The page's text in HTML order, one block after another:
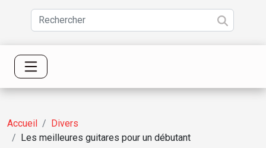
Accueil
Divers
Les meilleures guitares pour un débutant